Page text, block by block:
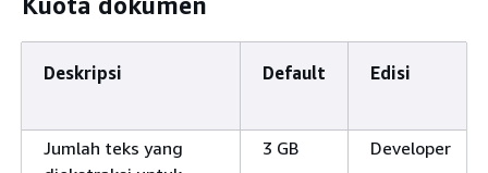
Deskripsi Default Edisi
Jumlah teks yang
3 GB Developer